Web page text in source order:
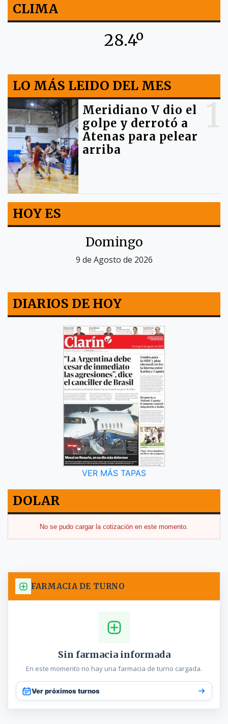
CLIMA
28.4º
LO MÁS LEIDO DEL MES
Meridiano V dio el
golpe y derrotó a
Atenas para pelear
arriba
HOY ES
Domingo
9 de Agosto de 2026
DIARIOS DE HOY
VER MÁS TAPAS
DOLAR
No se pudo cargar la cotización en este momento.
FARMACIA DE TURNO
Sin farmacia informada
En este momento no hay una farmacia de turno cargada.
Ver próximos turnos